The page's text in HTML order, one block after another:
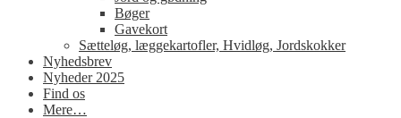
Bøger
Gavekort
Sætteløg, læggekartofler, Hvidløg, Jordskokker
Nyhedsbrev
Nyheder 2025
Find os
Mere…